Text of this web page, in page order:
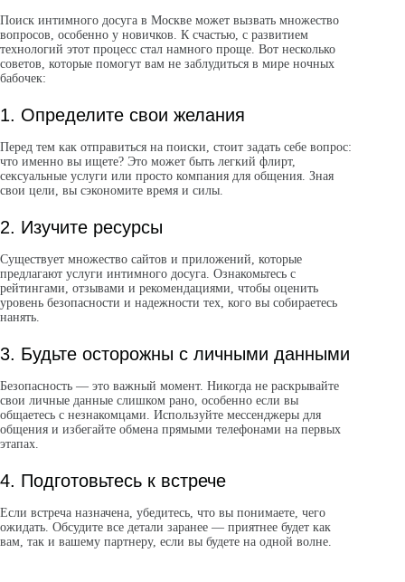
Поиск интимного досуга в Москве может вызвать множество
вопросов, особенно у новичков. К счастью, с развитием
технологий этот процесс стал намного проще. Вот несколько
советов, которые помогут вам не заблудиться в мире ночных
бабочек:
1. Определите свои желания
Перед тем как отправиться на поиски, стоит задать себе вопрос:
что именно вы ищете? Это может быть легкий флирт,
сексуальные услуги или просто компания для общения. Зная
свои цели, вы сэкономите время и силы.
2. Изучите ресурсы
Существует множество сайтов и приложений, которые
предлагают услуги интимного досуга. Ознакомьтесь с
рейтингами, отзывами и рекомендациями, чтобы оценить
уровень безопасности и надежности тех, кого вы собираетесь
нанять.
3. Будьте осторожны с личными данными
Безопасность — это важный момент. Никогда не раскрывайте
свои личные данные слишком рано, особенно если вы
общаетесь с незнакомцами. Используйте мессенджеры для
общения и избегайте обмена прямыми телефонами на первых
этапах.
4. Подготовьтесь к встрече
Если встреча назначена, убедитесь, что вы понимаете, чего
ожидать. Обсудите все детали заранее — приятнее будет как
вам, так и вашему партнеру, если вы будете на одной волне.